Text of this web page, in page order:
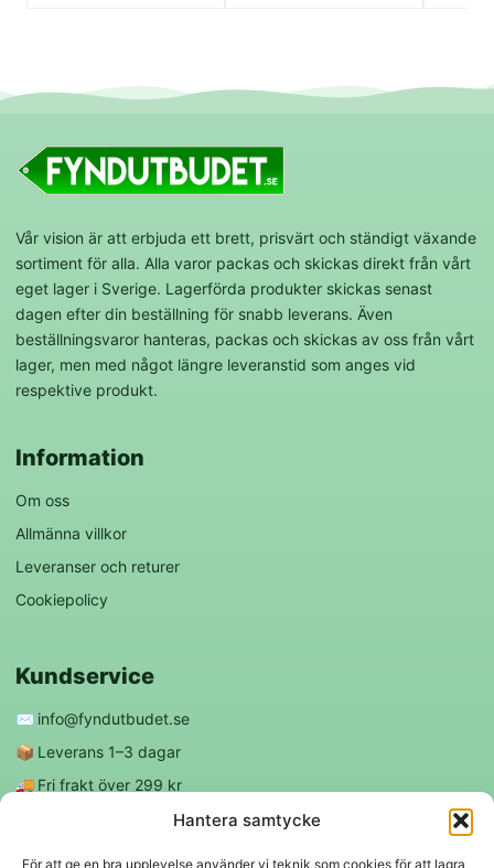
Hantera samtycke
För att ge en bra upplevelse använder vi teknik som cookies för att lagra
Vår vision är att erbjuda ett brett, prisvärt och ständigt växande
sortiment för alla. Alla varor packas och skickas direkt från vårt
eget lager i Sverige. Lagerförda produkter skickas senast
dagen efter din beställning för snabb leverans. Även
beställningsvaror hanteras, packas och skickas av oss från vårt
lager, men med något längre leveranstid som anges vid
respektive produkt.
Information
Om oss
Allmänna villkor
Leveranser och returer
Cookiepolicy
Kundservice
✉️ info@fyndutbudet.se
📦 Leverans 1–3 dagar
🚚 Fri frakt över 299 kr